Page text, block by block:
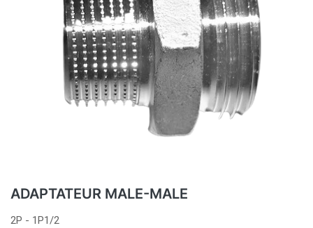
ADAPTATEUR MALE-MALE
2P - 1P1/2